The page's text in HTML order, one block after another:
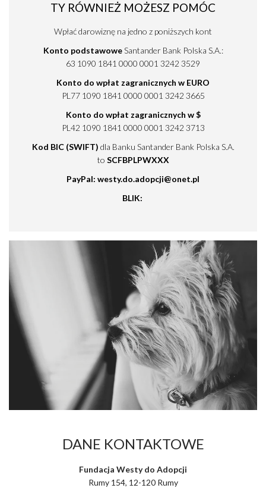
TY RÓWNIEŻ MOŻESZ POMÓC
Wpłać darowiznę na jedno z poniższych kont
Konto podstawoweSantander Bank Polska S.A.:
63 1090 1841 0000 0001 3242 3529
Konto do wpłat zagranicznych w EURO
PL77 1090 1841 0000 0001 3242 3665
Konto do wpłat zagranicznych w $
PL42 1090 1841 0000 0001 3242 3713
Kod BIC (SWIFT) dla Banku Santander Bank Polska S.A.
to SCFBPLPWXXX
PayPal: westy.do.adopcji@onet.pl
BLIK:
DANE KONTAKTOWE
Fundacja Westy do Adopcji
Rumy 154, 12-120 Rumy